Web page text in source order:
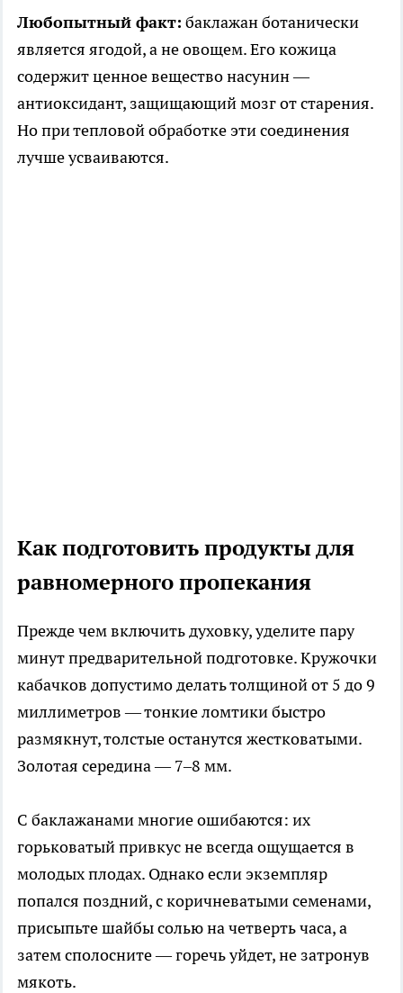
Любопытный факт: баклажан ботанически
является ягодой, а не овощем. Его кожица
содержит ценное вещество насунин —
антиоксидант, защищающий мозг от старения.
Но при тепловой обработке эти соединения
лучше усваиваются.
Как подготовить продукты для
равномерного пропекания
Прежде чем включить духовку, уделите пару
минут предварительной подготовке. Кружочки
кабачков допустимо делать толщиной от 5 до 9
миллиметров — тонкие ломтики быстро
размякнут, толстые останутся жестковатыми.
Золотая середина — 7–8 мм.
С баклажанами многие ошибаются: их
горьковатый привкус не всегда ощущается в
молодых плодах. Однако если экземпляр
попался поздний, с коричневатыми семенами,
присыпьте шайбы солью на четверть часа, а
затем сполосните — горечь уйдет, не затронув
мякоть.